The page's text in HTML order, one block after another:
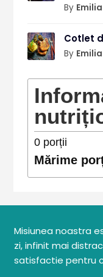
By
Cotlet
By
0porții
Mărime
Misiunea noastra
zi, infinit mai
satisfactie pentru